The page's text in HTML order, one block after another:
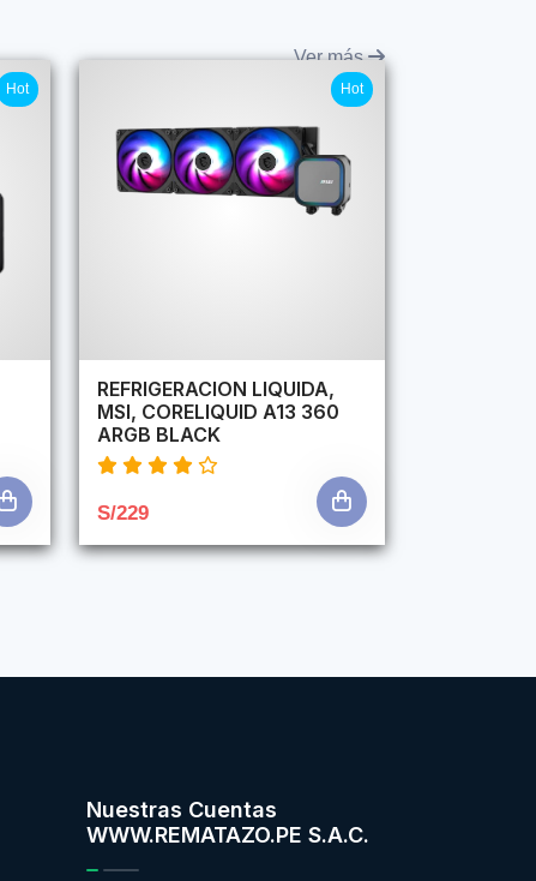
Ver más
Hot Hot
REFRIGERACION LIQUIDA,
MSI, CORELIQUID A13 360
ARGB BLACK
S/229
Nuestras Cuentas
WWW.REMATAZO.PE S.A.C.